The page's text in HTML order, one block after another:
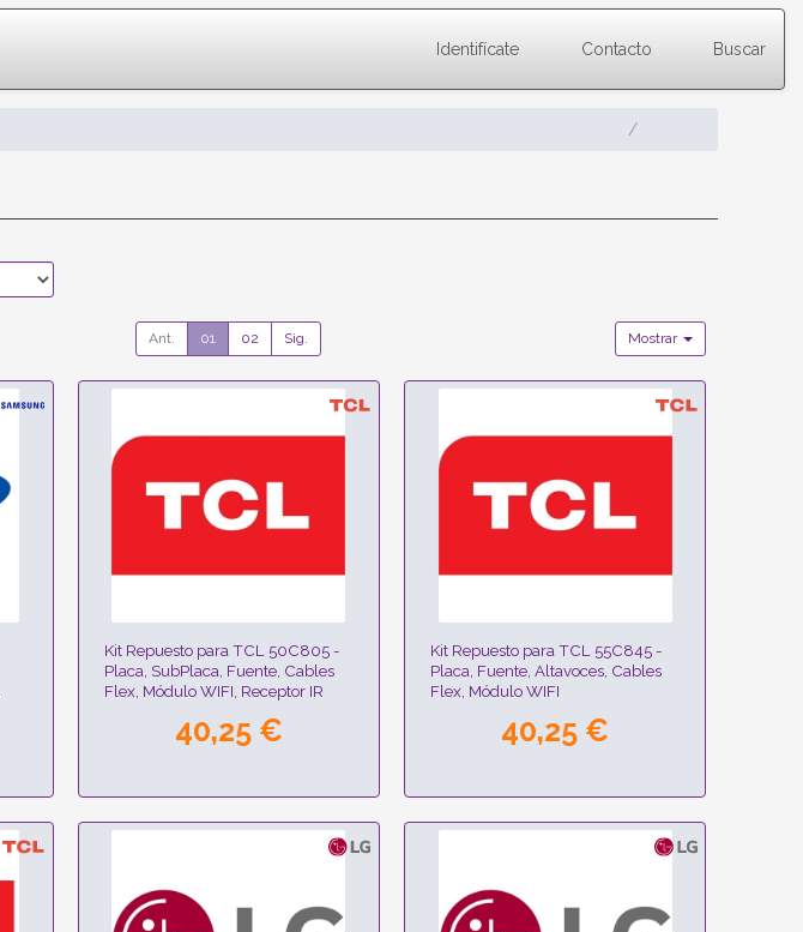
Identifícate Contacto Buscar
Ant. 01 02 Sig. Mostrar
Kit Repuesto para TCL 50C805 -
Placa, SubPlaca, Fuente, Cables
Flex, Módulo WIFI, Receptor IR
40,25 €
Kit Repuesto para TCL 55C845 -
Placa, Fuente, Altavoces, Cables
Flex, Módulo WIFI
40,25 €